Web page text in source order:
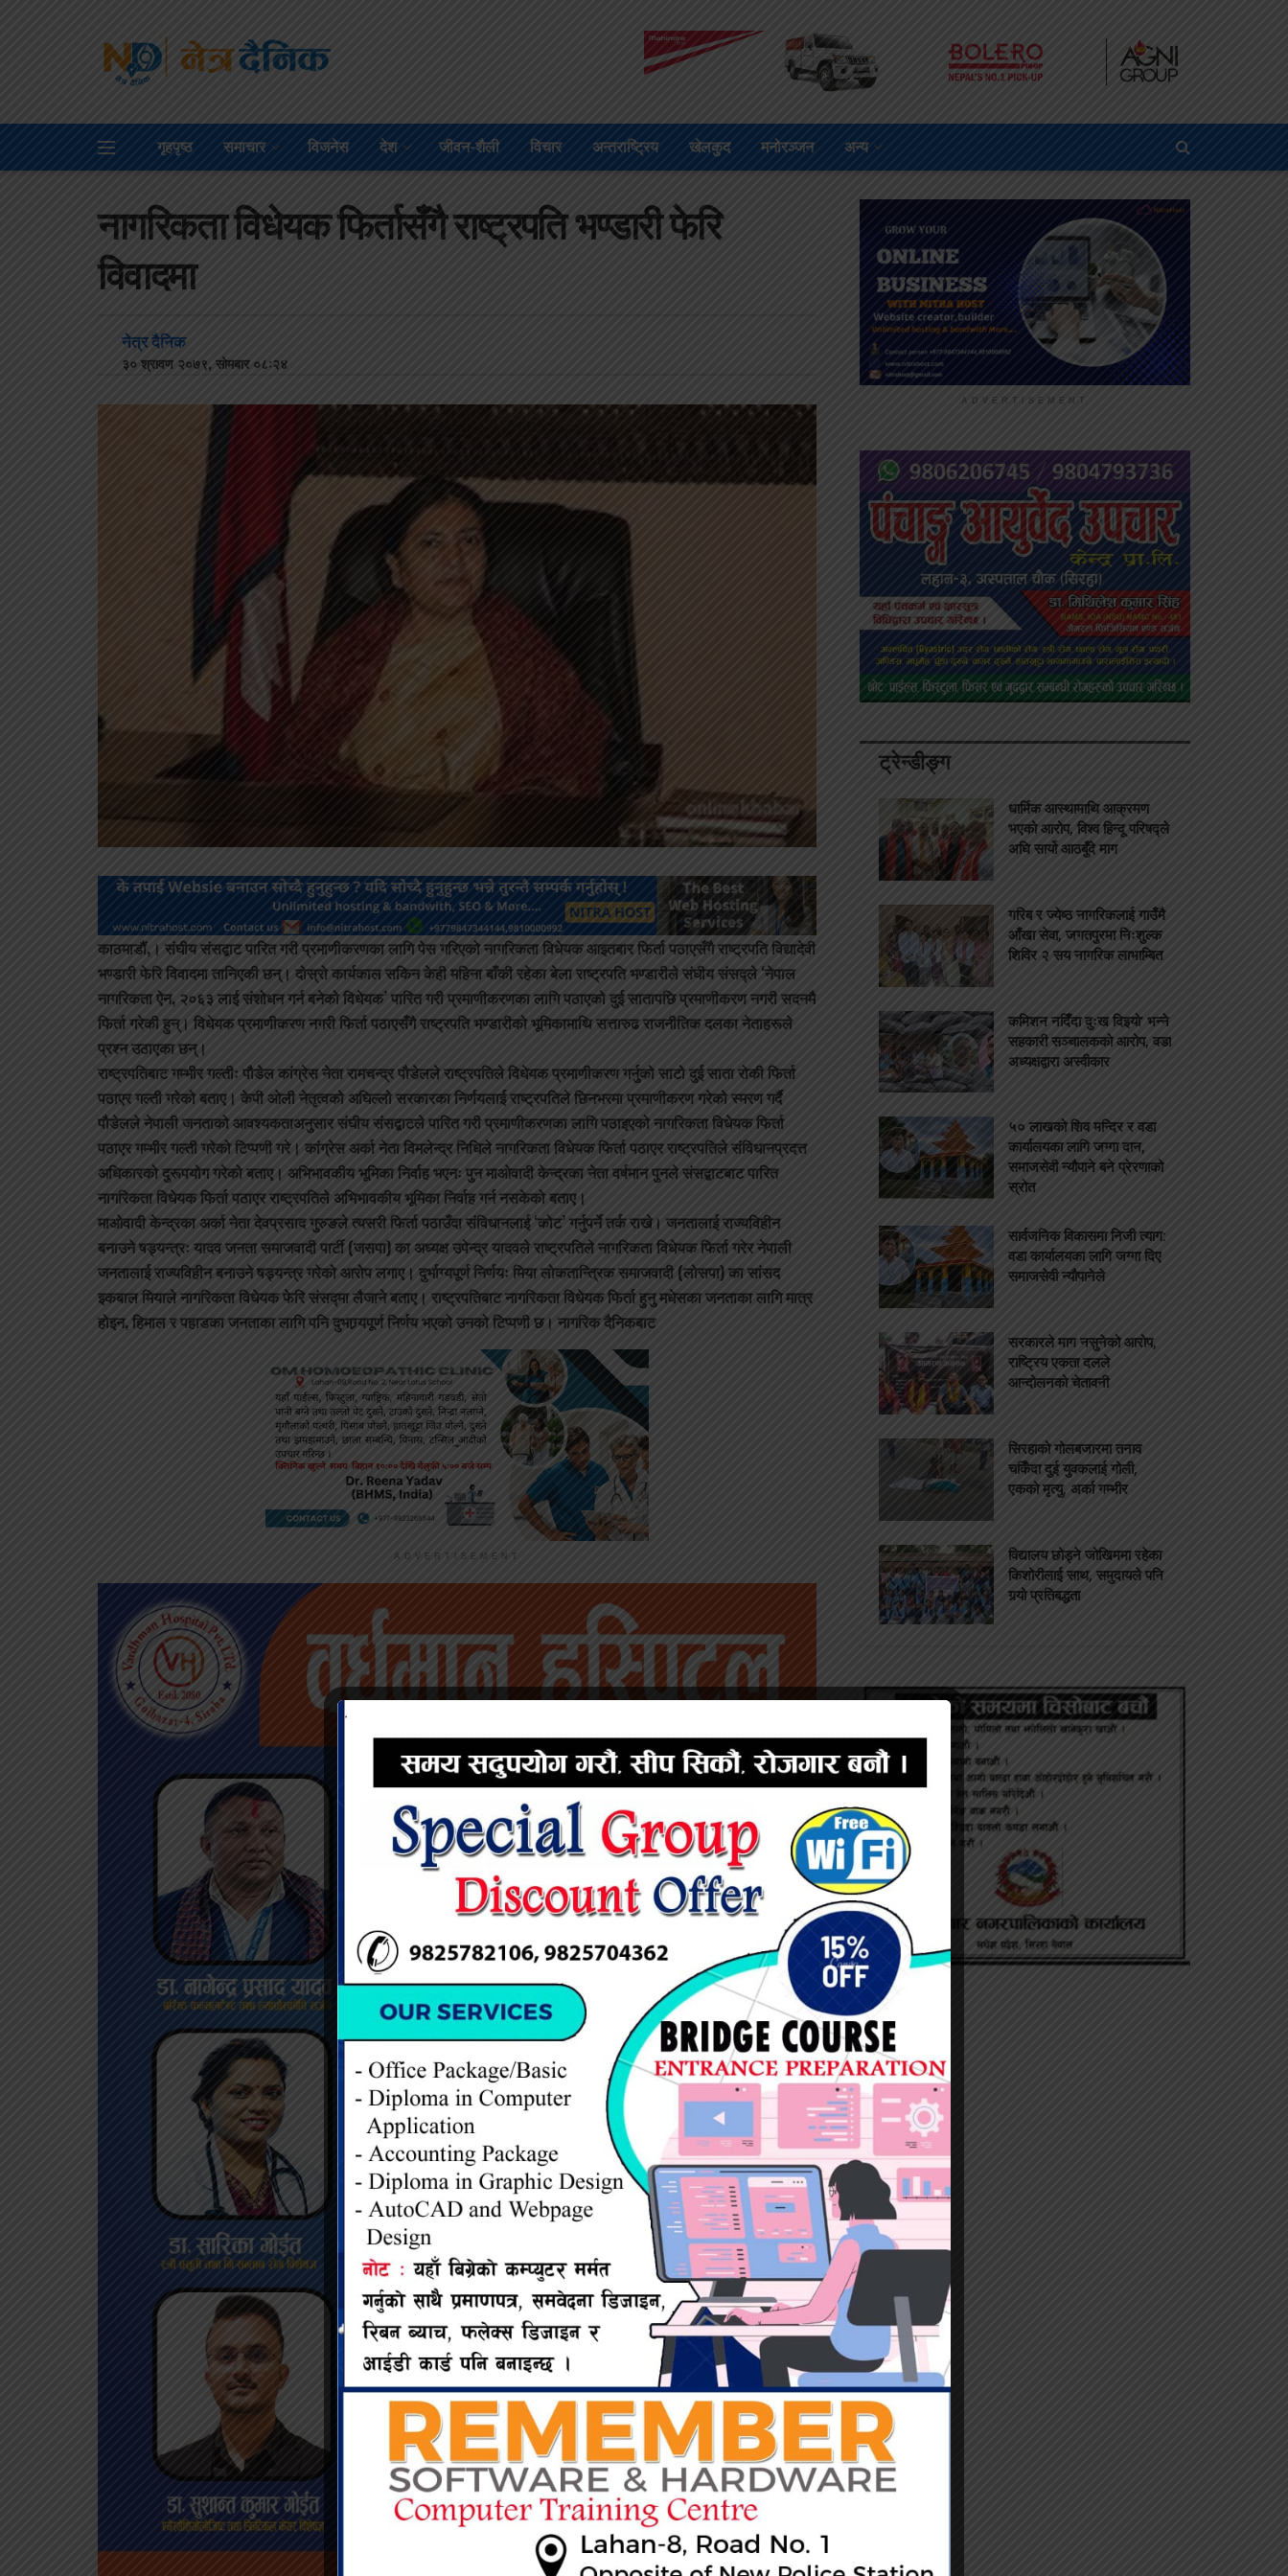
गृहपृष्ठ समाचार विजनेस देश जीवन-शैली विचार अन्तराष्ट्रिय खेलकुद मनोरञ्जन अन्य
नागरिकता विधेयक फिर्तासँगै राष्ट्रपति भण्डारी फेरि
विवादमा
नेत्र दैनिक
३० श्रावण २०७९, सोमबार ०८:२४
काठमाडौं,। संघीय संसद्बाट पारित गरी प्रमाणीकरणका लागि पेस गरिएको नागरिकता विधेयक आइतबार फिर्ता पठाएसँगै राष्ट्रपति विद्यादेवी
भण्डारी फेरि विवादमा तानिएकी छन्। दोस्रो कार्यकाल सकिन केही महिना बाँकी रहेका बेला राष्ट्रपति भण्डारीले संघीय संसद्ले ‘नेपाल
नागरिकता ऐन, २०६३ लाई संशोधन गर्न बनेको विधेयक’ पारित गरी प्रमाणीकरणका लागि पठाएको दुई सातापछि प्रमाणीकरण नगरी सदनमै
फिर्ता गरेकी हुन्। विधेयक प्रमाणीकरण नगरी फिर्ता पठाएसँगै राष्ट्रपति भण्डारीको भूमिकामाथि सत्तारुढ राजनीतिक दलका नेताहरूले
प्रश्न उठाएका छन्।
राष्ट्रपतिबाट गम्भीर गल्तीः पौडेल कांग्रेस नेता रामचन्द्र पौडेलले राष्ट्रपतिले विधेयक प्रमाणीकरण गर्नुको साटो दुई साता रोकी फिर्ता
पठाएर गल्ती गरेको बताए। केपी ओली नेतृत्वको अघिल्लो सरकारका निर्णयलाई राष्ट्रपतिले छिनभरमा प्रमाणीकरण गरेको स्मरण गर्दै
पौडेलले नेपाली जनताको आवश्यकताअनुसार संघीय संसद्बाटले पारित गरी प्रमाणीकरणका लागि पठाइएको नागरिकता विधेयक फिर्ता
पठाएर गम्भीर गल्ती गरेको टिप्पणी गरे। कांग्रेस अर्का नेता विमलेन्द्र निधिले नागरिकता विधेयक फिर्ता पठाएर राष्ट्रपतिले संविधानप्रदत्त
अधिकारको दुरूपयोग गरेको बताए। अभिभावकीय भूमिका निर्वाह भएनः पुन माओवादी केन्द्रका नेता वर्षमान पुनले संसद्बाटबाट पारित
नागरिकता विधेयक फिर्ता पठाएर राष्ट्रपतिले अभिभावकीय भूमिका निर्वाह गर्न नसकेको बताए।
माओवादी केन्द्रका अर्का नेता देवप्रसाद गुरुङले त्यसरी फिर्ता पठाउँदा संविधानलाई ‘कोट’ गर्नुपर्ने तर्क राखे। जनतालाई राज्यविहीन
बनाउने षड्यन्त्रः यादव जनता समाजवादी पार्टी (जसपा) का अध्यक्ष उपेन्द्र यादवले राष्ट्रपतिले नागरिकता विधेयक फिर्ता गरेर नेपाली
जनतालाई राज्यविहीन बनाउने षड्यन्त्र गरेको आरोप लगाए। दुर्भाग्यपूर्ण निर्णयः मिया लोकतान्त्रिक समाजवादी (लोसपा) का सांसद
इकबाल मियाले नागरिकता विधेयक फेरि संसद्मा लैजाने बताए। राष्ट्रपतिबाट नागरिकता विधेयक फिर्ता हुनु मधेसका जनताका लागि मात्र
होइन, हिमाल र पहाडका जनताका लागि पनि दुभाग्र्यपूर्ण निर्णय भएको उनको टिप्पणी छ। नागरिक दैनिकबाट
ADVERTISEMENT
ADVERTISEMENT
ट्रेन्डीङ्ग
धार्मिक आस्थामाथि आक्रमण
भएको आरोप, विश्व हिन्दू परिषद्ले
अघि सार्यो आठबुँदे माग
गरिब र ज्येष्ठ नागरिकलाई गाउँमै
आँखा सेवा, जगतपुरमा निःशुल्क
शिविर २ सय नागरिक लाभाम्बित
कमिशन नदिँदा दुःख दिइयो’ भन्ने
सहकारी सञ्चालकको आरोप, वडा
अध्यक्षद्वारा अस्वीकार
५० लाखको शिव मन्दिर र वडा
कार्यालयका लागि जग्गा दान,
समाजसेवी न्यौपाने बने प्रेरणाको
स्रोत
सार्वजनिक विकासमा निजी त्याग:
वडा कार्यालयका लागि जग्गा दिए
समाजसेवी न्यौपानेले
सरकारले माग नसुनेको आरोप,
राष्ट्रिय एकता दलले
आन्दोलनको चेतावनी
सिरहाको गोलबजारमा तनाव
चर्किँदा दुई युवकलाई गोली,
एकको मृत्यु, अर्का गम्भीर
विद्यालय छोड्ने जोखिममा रहेका
किशोरीलाई साथ, समुदायले पनि
गर्‍यो प्रतिबद्धता